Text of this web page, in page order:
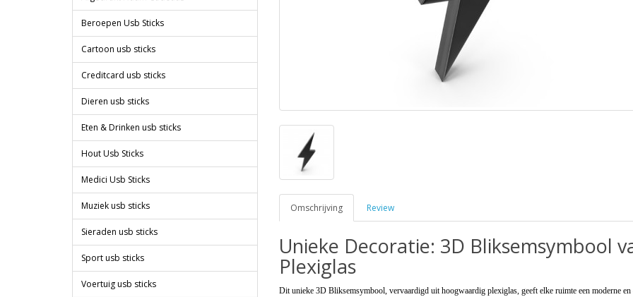
Beroepen Usb Sticks
Cartoon usb sticks
Creditcard usb sticks
Dieren usb sticks
Eten & Drinken usb sticks
Hout Usb Sticks
Medici Usb Sticks
Muziek usb sticks
Sieraden usb sticks
Sport usb sticks
Voertuig usb sticks
Omschrijving Review
Unieke Decoratie: 3D Bliksemsymbool
Plexiglas
Dit unieke 3D Bliksemsymbool, vervaardigd uit hoogwaardig plexiglas, geeft elke ruimte een moderne en